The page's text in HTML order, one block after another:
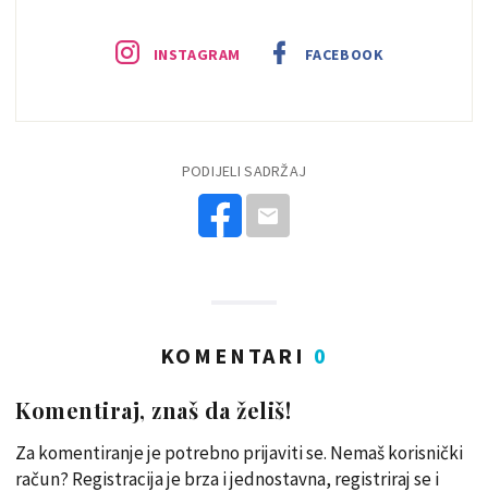
INSTAGRAM FACEBOOK
PODIJELI SADRŽAJ
KOMENTARI 0
Komentiraj, znaš da želiš!
Za komentiranje je potrebno prijaviti se. Nemaš korisnički
račun? Registracija je brza i jednostavna, registriraj se i